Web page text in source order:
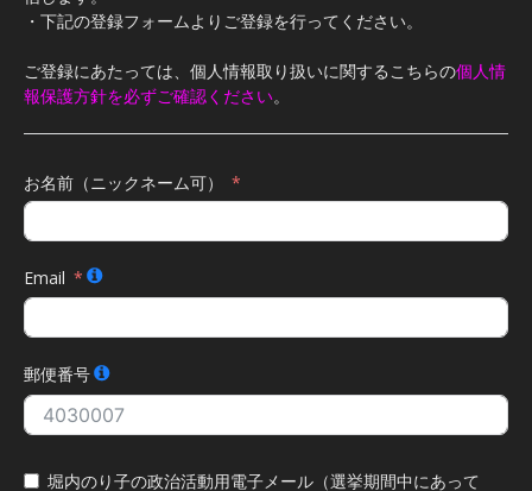
・下記の登録フォームよりご登録を行ってください。
ご登録にあたっては、個人情報取り扱いに関するこちらの個人情
報保護方針を必ずご確認ください。
お名前（ニックネーム可）
Email
郵便番号
堀内のり子の政治活動用電子メール（選挙期間中にあって